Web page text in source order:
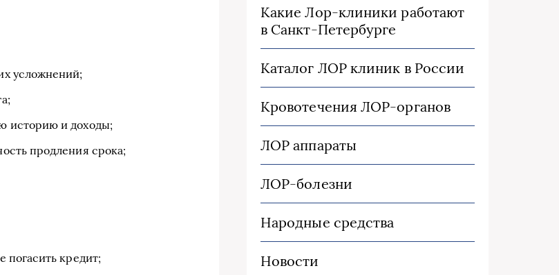
усложнений;
историю и доходы;
продления срока;
кредит;
Какие Лор-клиники работают
в Санкт-Петербурге
Каталог ЛОР клиник в России
Кровотечения ЛОР-органов
ЛОР аппараты
ЛОР-болезни
Народные средства
Новости